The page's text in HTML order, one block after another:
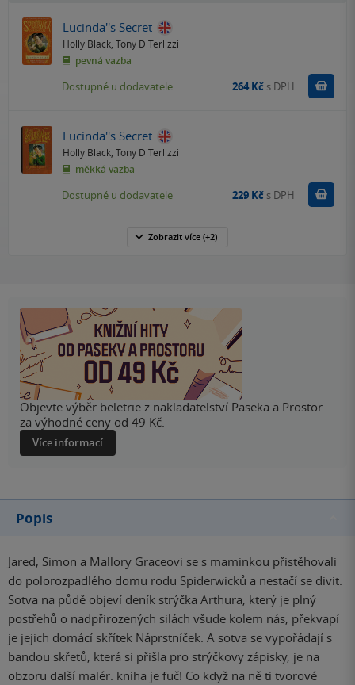
Lucinda''s Secret
Holly Black Tony DiTerlizzi
pevná vazba
Dostupné u dodavatele 264 Kč s DPH
Lucinda''s Secret
Holly Black Tony DiTerlizzi
měkká vazba
Dostupné u dodavatele 229 Kč s DPH
Zobrazit více (+2)
Objevte výběr beletrie z nakladatelství Paseka a Prostor
za výhodné ceny od 49 Kč.
Více informací
Popis
Jared, Simon a Mallory Graceovi se s maminkou přistěhovali
do polorozpadlého domu rodu Spiderwicků a nestačí se divit.
Sotva na půdě objeví deník strýčka Arthura, který je plný
postřehů o nadpřirozených silách všude kolem nás, překvapí
je jejich domácí skřítek Náprstníček. A sotva se vypořádají s
bandou skřetů, která si přišla pro strýčkovy zápisky, je na
obzoru další malér: kniha je fuč! Co když na ně ti tvorové